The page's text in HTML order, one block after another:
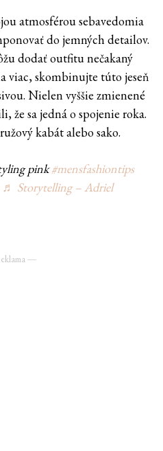
atmosférou sebavedomia
do jemných detailov.
dodať outfitu nečakaný
viac, skombinujte túto jeseň
Nielen vyššie zmienené
že sa jedná o spojenie roka.
kabát alebo sako.
pink#mensfashiontips
♬ Storytelling – Adriel
―